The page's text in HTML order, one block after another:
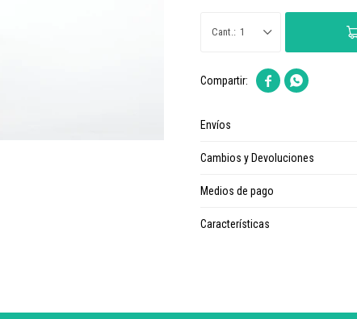
1
 
Envíos
Cambios y Devoluciones
Medios de pago
Características